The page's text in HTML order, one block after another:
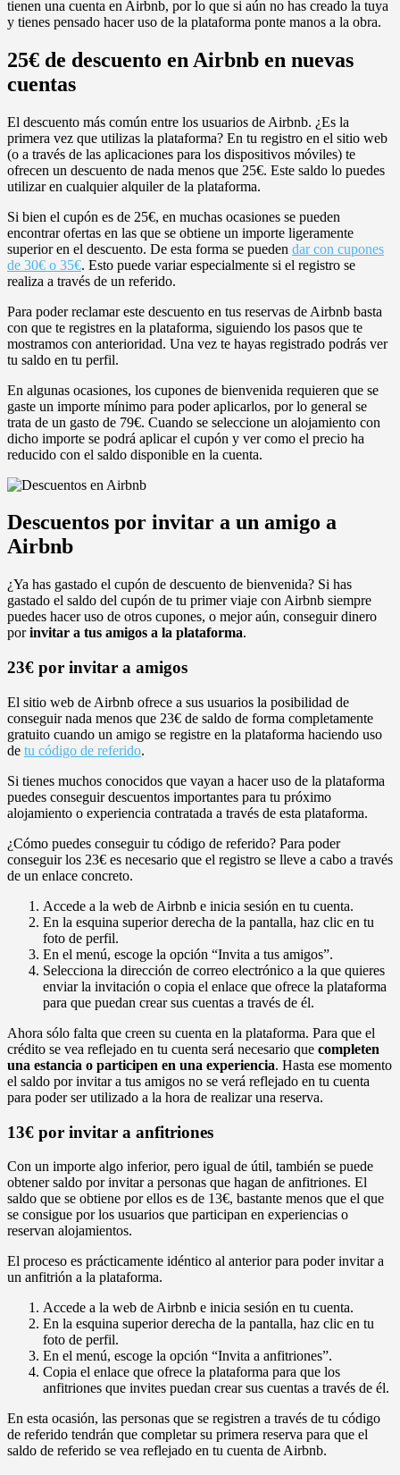
tienen una cuenta en Airbnb, por lo que si aún no has creado la tuya
y tienes pensado hacer uso de la plataforma ponte manos a la obra.
25€ de descuento en Airbnb en nuevas
cuentas
El descuento más común entre los usuarios de Airbnb. ¿Es la
primera vez que utilizas la plataforma? En tu registro en el sitio web
(o a través de las aplicaciones para los dispositivos móviles) te
ofrecen un descuento de nada menos que 25€. Este saldo lo puedes
utilizar en cualquier alquiler de la plataforma.
Si bien el cupón es de 25€, en muchas ocasiones se pueden
encontrar ofertas en las que se obtiene un importe ligeramente
superior en el descuento. De esta forma se pueden dar con cupones
de 30€ o 35€. Esto puede variar especialmente si el registro se
realiza a través de un referido.
Para poder reclamar este descuento en tus reservas de Airbnb basta
con que te registres en la plataforma, siguiendo los pasos que te
mostramos con anterioridad. Una vez te hayas registrado podrás ver
tu saldo en tu perfil.
En algunas ocasiones, los cupones de bienvenida requieren que se
gaste un importe mínimo para poder aplicarlos, por lo general se
trata de un gasto de 79€. Cuando se seleccione un alojamiento con
dicho importe se podrá aplicar el cupón y ver como el precio ha
reducido con el saldo disponible en la cuenta.
Descuentos por invitar a un amigo a
Airbnb
¿Ya has gastado el cupón de descuento de bienvenida? Si has
gastado el saldo del cupón de tu primer viaje con Airbnb siempre
puedes hacer uso de otros cupones, o mejor aún, conseguir dinero
porinvitar a tus amigos a la plataforma.
23€ por invitar a amigos
El sitio web de Airbnb ofrece a sus usuarios la posibilidad de
conseguir nada menos que 23€ de saldo de forma completamente
gratuito cuando un amigo se registre en la plataforma haciendo uso
de tu código de referido.
Si tienes muchos conocidos que vayan a hacer uso de la plataforma
puedes conseguir descuentos importantes para tu próximo
alojamiento o experiencia contratada a través de esta plataforma.
¿Cómo puedes conseguir tu código de referido? Para poder
conseguir los 23€ es necesario que el registro se lleve a cabo a través
de un enlace concreto.
Accede a la web de Airbnb e inicia sesión en tu cuenta.
En la esquina superior derecha de la pantalla, haz clic en tu
foto de perfil.
En el menú, escoge la opción “Invita a tus amigos”.
Selecciona la dirección de correo electrónico a la que quieres
enviar la invitación o copia el enlace que ofrece la plataforma
para que puedan crear sus cuentas a través de él.
Ahora sólo falta que creen su cuenta en la plataforma. Para que el
crédito se vea reflejado en tu cuenta será necesario que completen
una estancia o participen en una experiencia. Hasta ese momento
el saldo por invitar a tus amigos no se verá reflejado en tu cuenta
para poder ser utilizado a la hora de realizar una reserva.
13€ por invitar a anfitriones
Con un importe algo inferior, pero igual de útil, también se puede
obtener saldo por invitar a personas que hagan de anfitriones. El
saldo que se obtiene por ellos es de 13€, bastante menos que el que
se consigue por los usuarios que participan en experiencias o
reservan alojamientos.
El proceso es prácticamente idéntico al anterior para poder invitar a
un anfitrión a la plataforma.
Accede a la web de Airbnb e inicia sesión en tu cuenta.
En la esquina superior derecha de la pantalla, haz clic en tu
foto de perfil.
En el menú, escoge la opción “Invita a anfitriones”.
Copia el enlace que ofrece la plataforma para que los
anfitriones que invites puedan crear sus cuentas a través de él.
En esta ocasión, las personas que se registren a través de tu código
de referido tendrán que completar su primera reserva para que el
saldo de referido se vea reflejado en tu cuenta de Airbnb.